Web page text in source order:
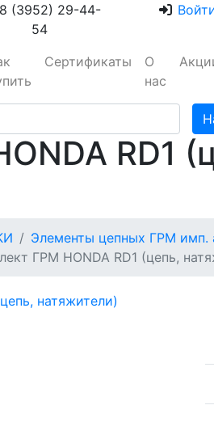
8 (3952) 29-44-
54
Сертификаты
О
нас
RD1
Элементы цепных ГРМ имп.
ГРМ HONDA RD1 (цепь,